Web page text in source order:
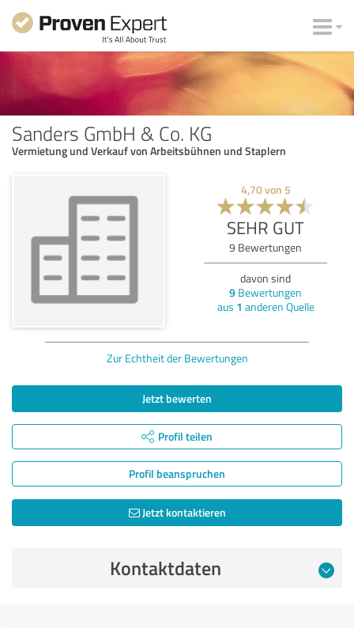
Sanders GmbH & Co. KG
Vermietung und Verkauf von Arbeitsbühnen und Staplern
4,70von 5
SEHR GUT
9 Bewertungen
davon sind
9 Bewertungen
aus 1 anderen Quelle
Zur Echtheit der Bewertungen
Jetzt bewerten
Profil teilen
Profil beanspruchen
Jetzt kontaktieren
Kontaktdaten